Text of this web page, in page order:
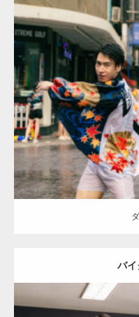
Category:ソンクランのマ
SOSUKE
ダウンロード
バイ